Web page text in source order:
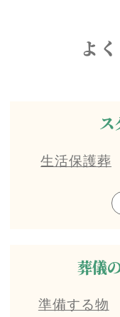
よ
ス
生活保護葬
葬儀
準備する物